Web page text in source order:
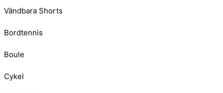
Vändbara Shorts
Bordtennis
Boule
Cykel